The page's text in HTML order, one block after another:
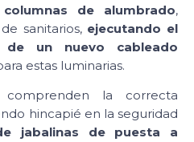
de alumbrado,
sanitarios, ejecutando el
de un nuevo cableado
estas luminarias.
la correcta
hincapié en la seguridad
jabalinas de puesta a